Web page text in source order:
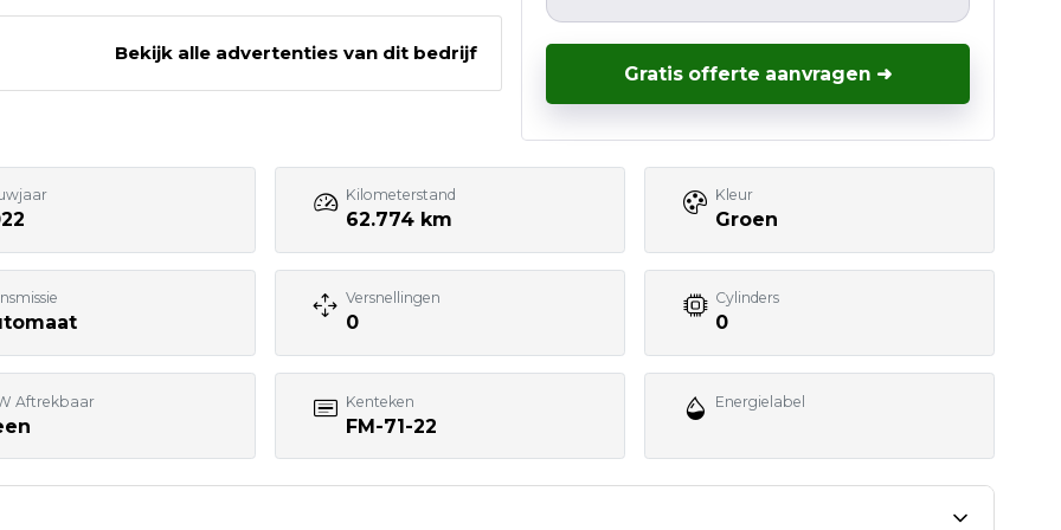
Waalwijk
lead@renova.nl
Bekijk alle advertenties van dit bedrijf
Gratis offerte aanvragen ➜
Kilometerstand
62.774 km
Kleur
Groen
Versnellingen
0
Cylinders
0
Aftrekbaar Kenteken
FM-71-22
Energielabel